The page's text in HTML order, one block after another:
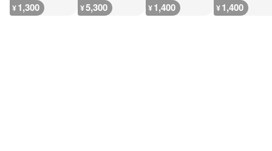
¥1,300 ¥5,300 ¥1,400 ¥1,400